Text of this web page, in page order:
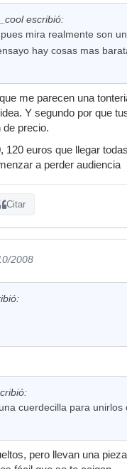
escribió:
mira realmente son
hay cosas mas
me parecen una
Y segundo por que
de precio.
120 euros que llegar
a perder audiencia
Citar
2008
cuerdecilla para unirlos
pero llevan una